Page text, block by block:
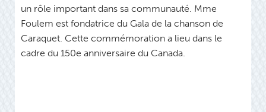
un rôle important dans sa communauté. Mme
Foulem est fondatrice du Gala de la chanson de
Caraquet. Cette commémoration a lieu dans le
cadre du 150e anniversaire du Canada.